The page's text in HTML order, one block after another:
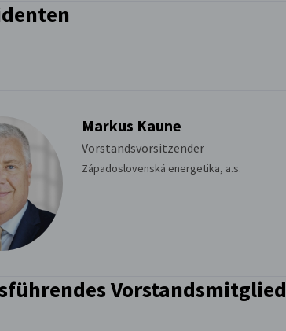
Markus Kaune
Vorstandsvorsitzender
Západoslovenská energetika, a.s.
Vorstandsmitglied